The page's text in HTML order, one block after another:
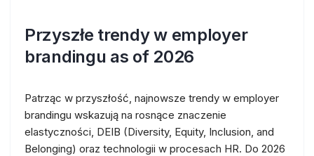
Przyszłe trendy w employer
brandingu as of 2026
Patrząc w przyszłość, najnowsze trendy w employer
brandingu wskazują na rosnące znaczenie
elastyczności, DEIB (Diversity, Equity, Inclusion, and
Belonging) oraz technologii w procesach HR. Do 2026